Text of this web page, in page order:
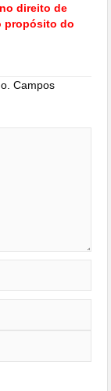
direito de
propósito do
Campos